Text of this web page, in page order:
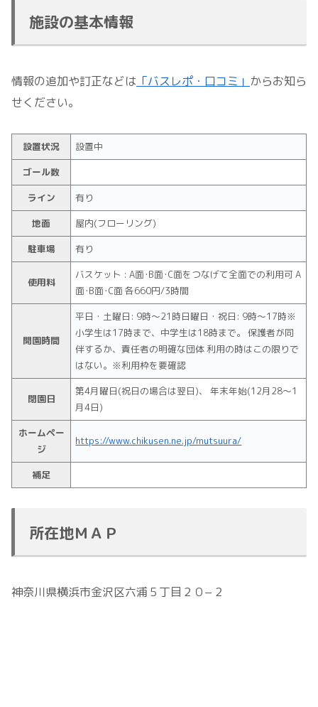
施設の基本情報
情報の追加や訂正などは 「バスレポ・口コミ」 からお知ら
せください。
設置状況
設置中
ゴール数
ライン
有り
地面
屋内(フローリング)
駐車場
有り
使用料
バスケット : A面･B面･C面をつなげて全面での利用可 A
面･B面･C面 各660円/3時間
開園時間
平日・土曜日: 9時～21時日曜日・祝日: 9時～17時※
小学生は17時まで、中学生は18時まで。 保護者が同
伴するか、責任者の明確な団体 利用の時はこの限りで
はない。※利用枠を要確認
閉園日
第4月曜日(祝日の場合は翌日)、 年末年始(12月28～1
月4日)
ホームペー
ジ
https://www.chikusen.ne.jp/mutsuura/
補足
所在地ＭＡＰ
神奈川県横浜市金沢区六浦５丁目２０−２